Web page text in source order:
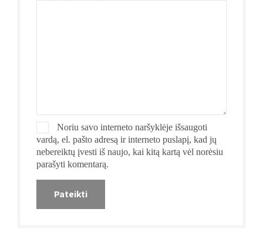
Noriu savo interneto naršyklėje išsaugoti
vardą, el. pašto adresą ir interneto puslapį, kad jų
nebereiktų įvesti iš naujo, kai kitą kartą vėl norėsiu
parašyti komentarą.